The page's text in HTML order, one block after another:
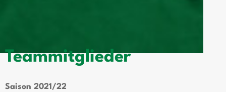
Teammitglieder
Saison 2021/22